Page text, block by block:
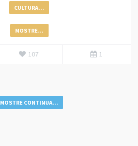
CULTURA...
MOSTRE...
107 1
MOSTRE CONTINUA...